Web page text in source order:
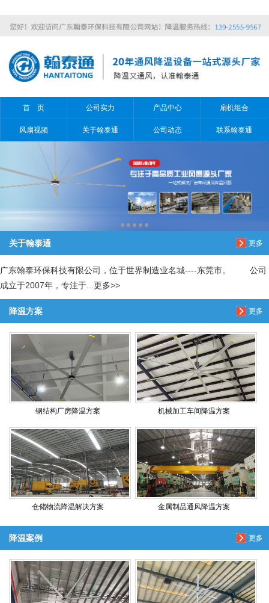
首 页 公司实力 产品中心 扇机组合
风扇视频 关于翰泰通 公司动态 联系翰泰通
更多
关于翰泰通
广东翰泰环保科技有限公司，位于世界制造业名城----东莞市。 公司
成立于2007年，专注于...更多>>
更多
降温方案
钢结构厂房降温方案 机械加工车间降温方案
仓储物流降温解决方案 金属制品通风降温方案
更多
降温案例
搜索